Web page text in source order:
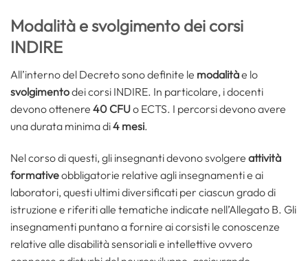
Modalità e svolgimento dei corsi
INDIRE
All’interno del Decreto sono definite le modalitàe lo
svolgimentodei corsi INDIRE. In particolare, i docenti
devono ottenere 40 CFUo ECTS. I percorsi devono avere
una durata minima di4 mesi.
Nel corso di questi, gli insegnanti devono svolgere attività
formativeobbligatorie relative agli insegnamenti e ai
laboratori, questi ultimi diversificati per ciascun grado di
istruzione e riferiti alle tematiche indicate nell’Allegato B. Gli
insegnamenti puntano a fornire ai corsisti le conoscenze
relative alle disabilità sensoriali e intellettive ovvero